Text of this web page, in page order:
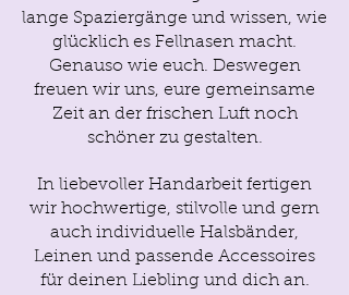
lange Spaziergänge und wissen, wie
glücklich es Fellnasen macht.
Genauso wie euch. Deswegen
freuen wir uns, eure gemeinsame
Zeit an der frischen Luft noch
schöner zu gestalten.
In liebevoller Handarbeit fertigen
wir hochwertige, stilvolle und gern
auch individuelle Halsbänder,
Leinen und passende Accessoires
für deinen Liebling und dich an.